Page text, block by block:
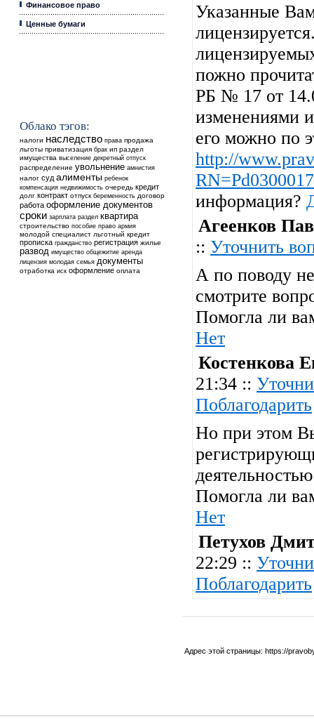
Финансовое право
Ценные бумаги
Облако тэгов:
налоги наследство права продажа
льготы приватизация брак ип раздел
имущества выселение декретный отпуск
распределение увольнение амнистия
налог суд алименты ребенок
компенсация недвижимость очередь кредит
долг контракт отпуск беременность договор
работа оформление документов
сроки зарплата раздел квартира
строительство пособие право армия
молодой специалист льготный кредит
прописка гражданство регистрация жилье
развод имущество общежитие аренда
лицензия молодая семья документы
отработка иск оформление оплата
Указанные
пожно
РБ № 17 от
изменениями
его можно по
http://
RN=Pd0300017
информация?
Агеенков
:: Уточнить
А по поводу
смотрите
Помогла ли
Нет
Костенкова
21:34 ::
Поблагодарить
Но при этом
Помогла ли
Нет
Петухов
22:29 ::
Поблагодарить
Адрес этой страницы: https://